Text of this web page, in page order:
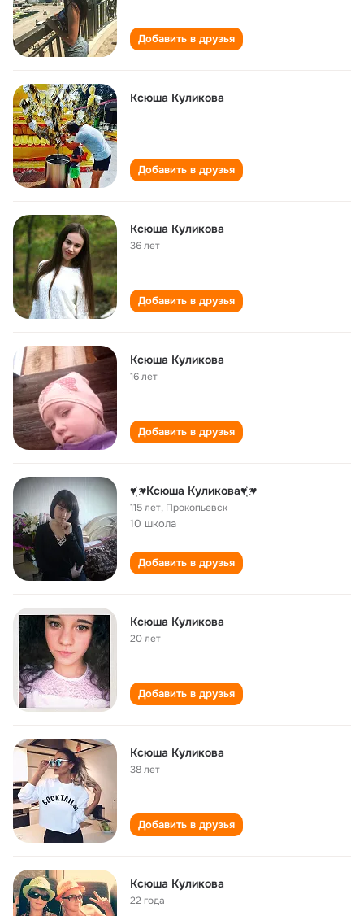
Добавить в друзья
Ксюша Куликова
Добавить в друзья
Ксюша Куликова
36 лет
Добавить в друзья
Ксюша Куликова
16 лет
Добавить в друзья
♥҉ ♥Ксюша Куликова♥҉ ♥
115 лет, Прокопьевск
10 школа
Добавить в друзья
Ксюша Куликова
20 лет
Добавить в друзья
Ксюша Куликова
38 лет
Добавить в друзья
Ксюша Куликова
22 года